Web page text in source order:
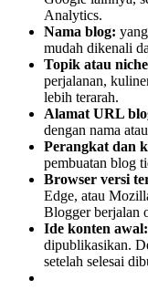
Analytics.
Nama blog:
mudah dikenali
Topik atau
perjalanan,
lebih terarah.
Alamat URL
dengan nama
Perangkat dan
pembuatan blog
Browser versi
Edge, atau
Blogger berjalan
Ide konten awal:
dipublikasikan.
setelah selesai